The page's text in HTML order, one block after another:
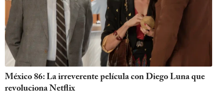
México 86: La irreverente película con Diego Luna que
revoluciona Netflix